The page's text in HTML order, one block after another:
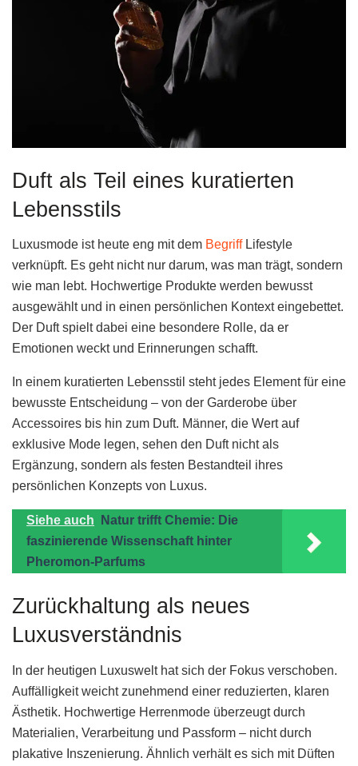
Duft als Teil eines kuratierten
Lebensstils
Luxusmode ist heute eng mit dem BegriffLifestyle
verknüpft. Es geht nicht nur darum, was man trägt, sondern
wie man lebt. Hochwertige Produkte werden bewusst
ausgewählt und in einen persönlichen Kontext eingebettet.
Der Duft spielt dabei eine besondere Rolle, da er
Emotionen weckt und Erinnerungen schafft.
In einem kuratierten Lebensstil steht jedes Element für eine
bewusste Entscheidung – von der Garderobe über
Accessoires bis hin zum Duft. Männer, die Wert auf
exklusive Mode legen, sehen den Duft nicht als
Ergänzung, sondern als festen Bestandteil ihres
persönlichen Konzepts von Luxus.
Siehe auch
Natur trifft Chemie: Die
faszinierende Wissenschaft hinter
Pheromon-Parfums
Zurückhaltung als neues
Luxusverständnis
In der heutigen Luxuswelt hat sich der Fokus verschoben.
Auffälligkeit weicht zunehmend einer reduzierten, klaren
Ästhetik. Hochwertige Herrenmode überzeugt durch
Materialien, Verarbeitung und Passform – nicht durch
plakative Inszenierung. Ähnlich verhält es sich mit Düften